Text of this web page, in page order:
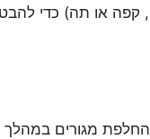
קפה או תה) כדי
מגורים במהלך